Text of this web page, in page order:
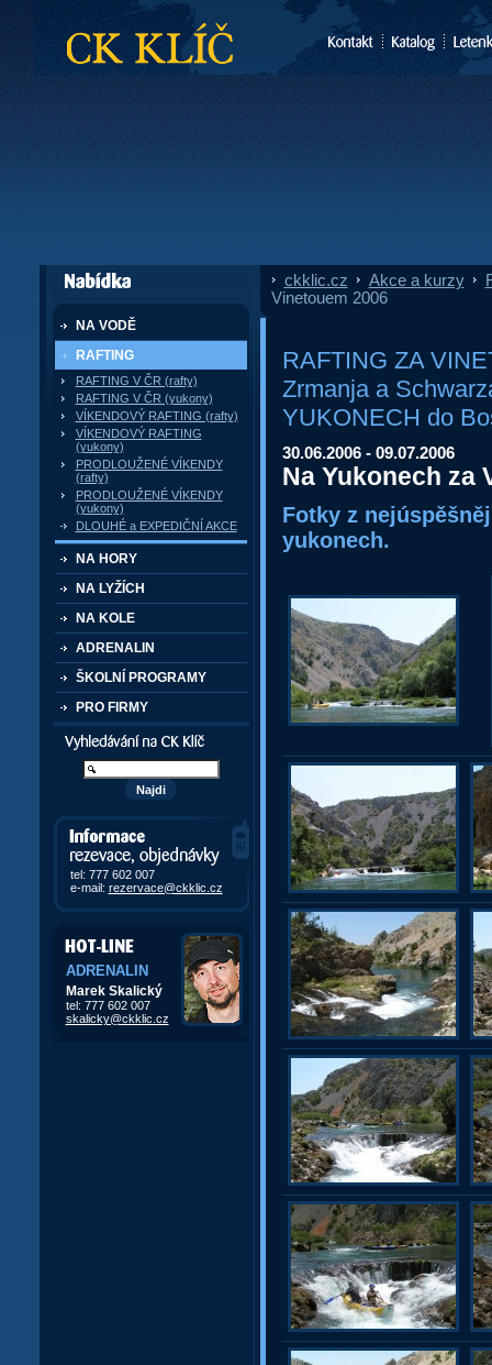
CK Klíč
dále nabízí
NA VODĚ
RAFTING
RAFTING V ČR (rafty)
RAFTING V ČR (yukony)
VÍKENDOVÝ RAFTING (rafty)
VÍKENDOVÝ RAFTING
(yukony)
PRODLOUŽENÉ VÍKENDY
(rafty)
PRODLOUŽENÉ VÍKENDY
(yukony)
DLOUHÉ a EXPEDIČNÍ AKCE
NA HORY
NA LYŽÍCH
NA KOLE
ADRENALIN
ŠKOLNÍ PROGRAMY
PRO FIRMY
Vyhledávání kurzů a akcí
Informace, rezervace,
objedávky
tel: 777 602 007
e-mail: rezervace@ckklic.cz
ADRENALIN
Marek Skalický
tel: 777 602 007
skalicky@ckklic.cz
ckklic.cz Akce a kurzy»
Vinetouem 2006
RAFTING ZA
Zrmanja a
YUKONECH do
30.06.2006 - 09.07.2006
Na Yukonech za
Fotky z
yukonech.